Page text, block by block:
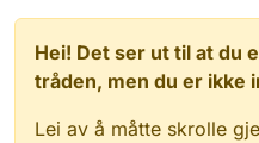
Hei! Det ser ut til at du
tråden, men du er ikke
Lei av å måtte skrolle